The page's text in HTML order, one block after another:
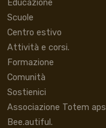
Educazione
Scuole
Centro estivo
Attività e corsi.
Formazione
Comunità
Sostienici
Associazione Totem aps
Bee.autiful.